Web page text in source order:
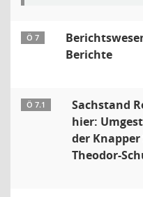
Ö 7
Berichte
Ö 7.1
Sachstand
hier:
der Knapper
Theodor-